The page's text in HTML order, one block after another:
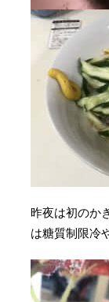
昨夜は初のか
は糖質制限冷